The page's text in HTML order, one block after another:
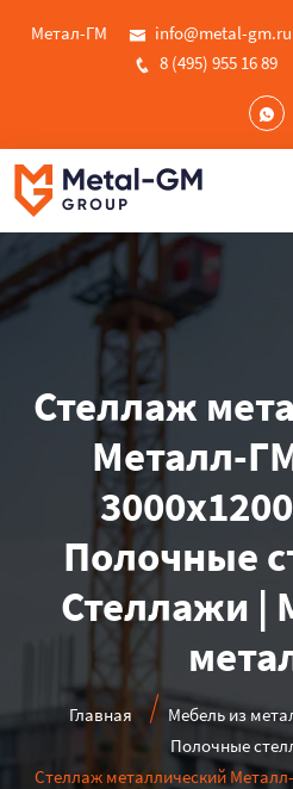
Метал-ГМ info@metal-gm.ru
8 (495) 955 16 89
Стеллаж
Металл-
Полочные
Стеллажи |
Главная Мебель из
Полочные
Стеллаж металлический